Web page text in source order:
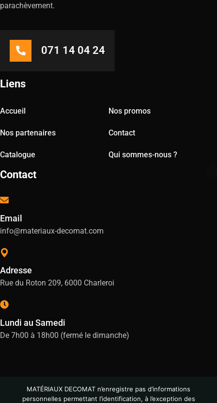
parachèvement.
071 14 04 24
Liens
Accueil Nos promos
Nos partenaires Contact
Catalogue Qui sommes-nous ?
Contact
Email
info@materiaux-decomat.com
Adresse
Rue du Roton 209, 6000 Charleroi
Lundi au Samedi
De 7h00 à 18h00 (fermé le dimanche)
MATÉRIAUX DECOMAT n’enregistre pas d’informations
personnelles permettant l’identification, à l’exception des